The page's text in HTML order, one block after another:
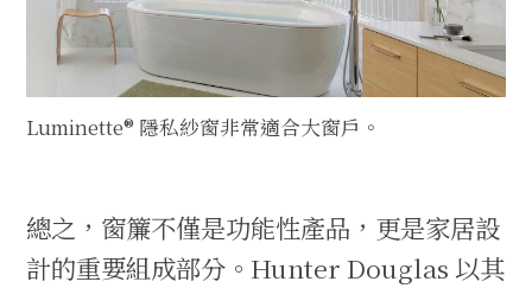
Luminette® 隱私紗窗非常適合大窗戶。
總之，窗簾不僅是功能性產品，更是家居設
計的重要組成部分。Hunter Douglas 以其